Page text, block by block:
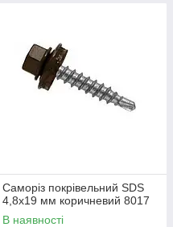
Саморіз покрівельний SDS
4,8х19 мм коричневий 8017
В наявності